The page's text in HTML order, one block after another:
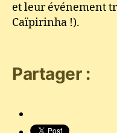
et leur événement
Caïpirinha !).
Partager :